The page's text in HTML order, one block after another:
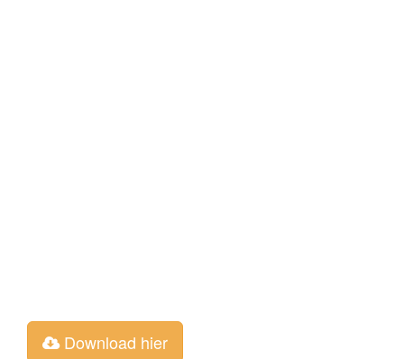
Download hier